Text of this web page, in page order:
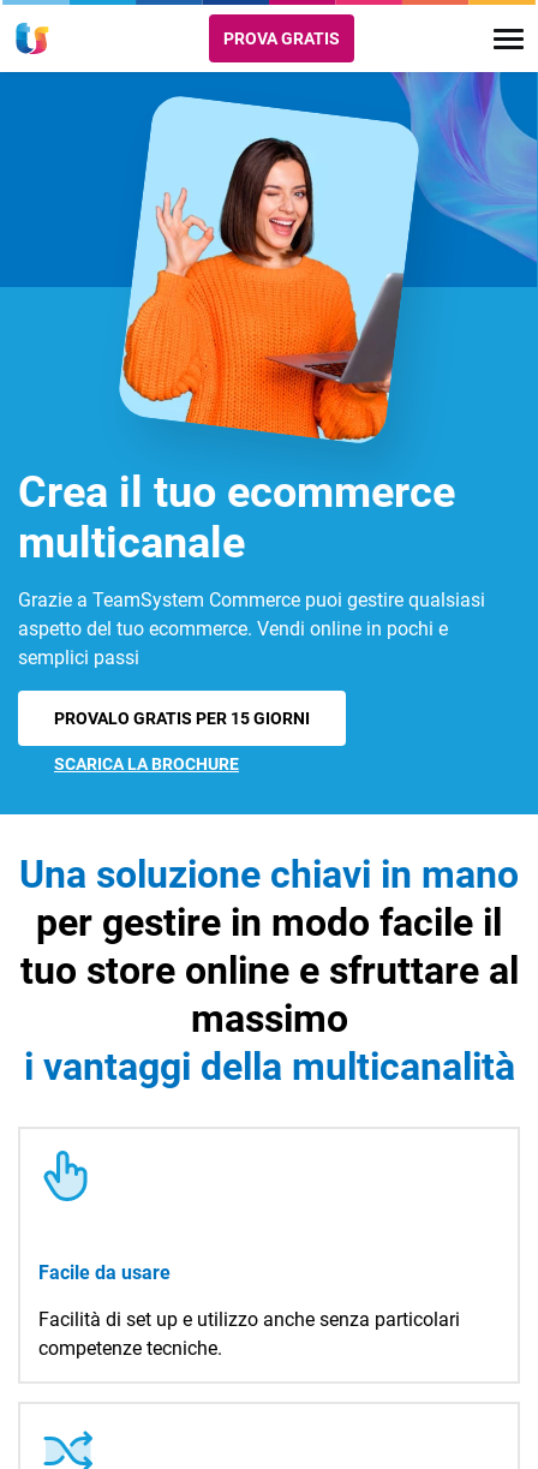
CRM
Ecommerce
Fatturazione
Financial Solutions
HR
TeamSystem Corporate
TeamSystem Store
PROVA GRATIS
Crea il tuo ecommerce
multicanale
Grazie a TeamSystem Commerce puoi gestire qualsiasi
aspetto del tuo ecommerce. Vendi online in pochi e
semplici passi
PROVALO GRATIS PER 15 GIORNI
SCARICA LA BROCHURE
Una soluzione chiavi in mano
per gestire in modo facile il
tuo store online e sfruttare al
massimo
i vantaggi della multicanalità
Facile da usare
Facilità di set up e utilizzo anche senza particolari
competenze tecniche.